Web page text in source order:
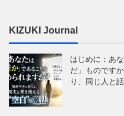
KIZUKI Journal
はじめに：あ
だ」ものです
り、同じ人と